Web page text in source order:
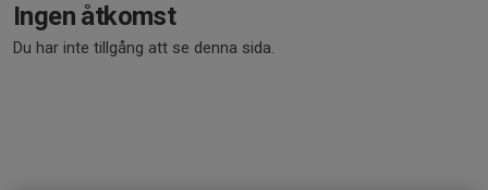
Ingen åtkomst
Du har inte tillgång att se denna sida.